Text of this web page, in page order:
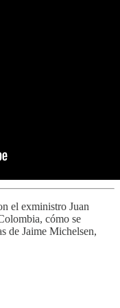
el exministro Juan
cómo se
de Jaime Michelsen,